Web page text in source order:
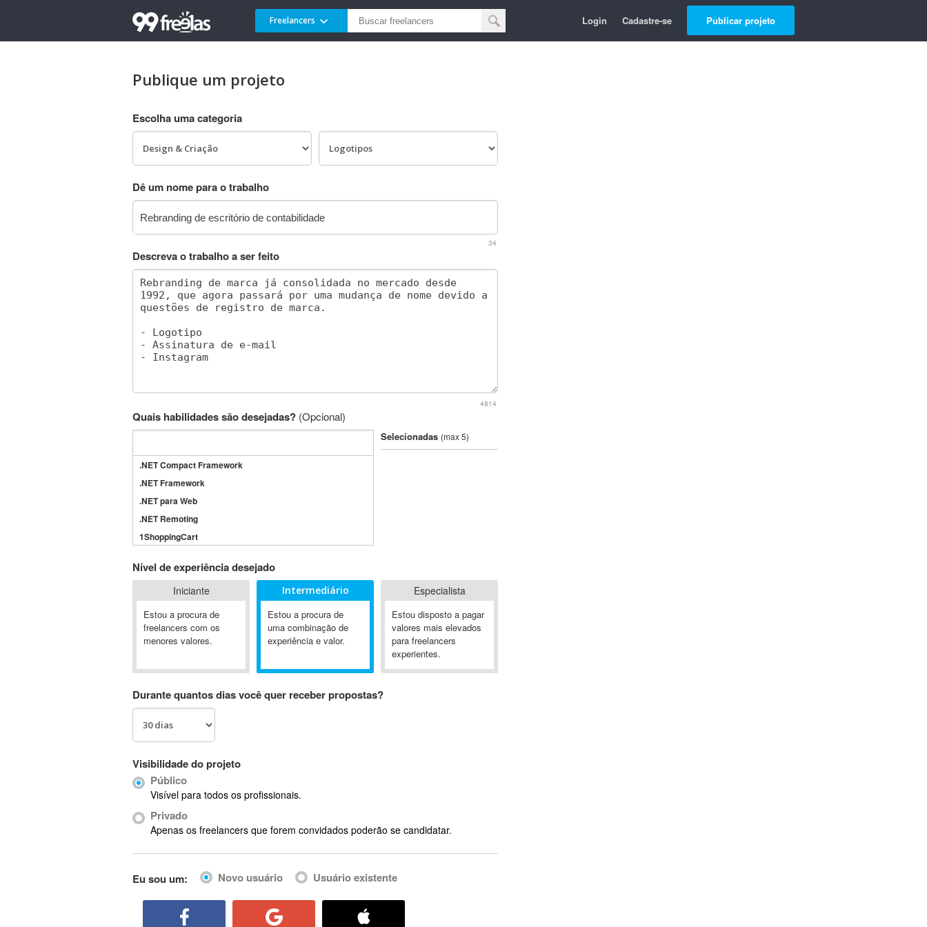
Freelancers Login Cadastre-se Publicar projeto
Publique um projeto
Escolha uma categoria
Dê um nome para o trabalho
34
Descreva o trabalho a ser feito
4814
Quais habilidades são desejadas? (Opcional)
.NET Compact Framework
.NET Framework
.NET para Web
.NET Remoting
1ShoppingCart
3GSM
4D Dimension
802.11
A&P
A-GPS
Ab Initio
ABIS
AbleCommerce
Ableton Live
Abstract Window Toolkit (AWT)
Selecionadas (max 5)
Nível de experiência desejado
Iniciante
Estou a procura de
freelancers com os
menores valores.
Intermediário
Estou a procura de
uma combinação de
experiência e valor.
Especialista
Estou disposto a pagar
valores mais elevados
para freelancers
experientes.
Durante quantos dias você quer receber propostas?
Visibilidade do projeto
Público
Visível para todos os profissionais.
Privado
Apenas os freelancers que forem convidados poderão se candidatar.
Eu sou um: Novo usuário Usuário existente